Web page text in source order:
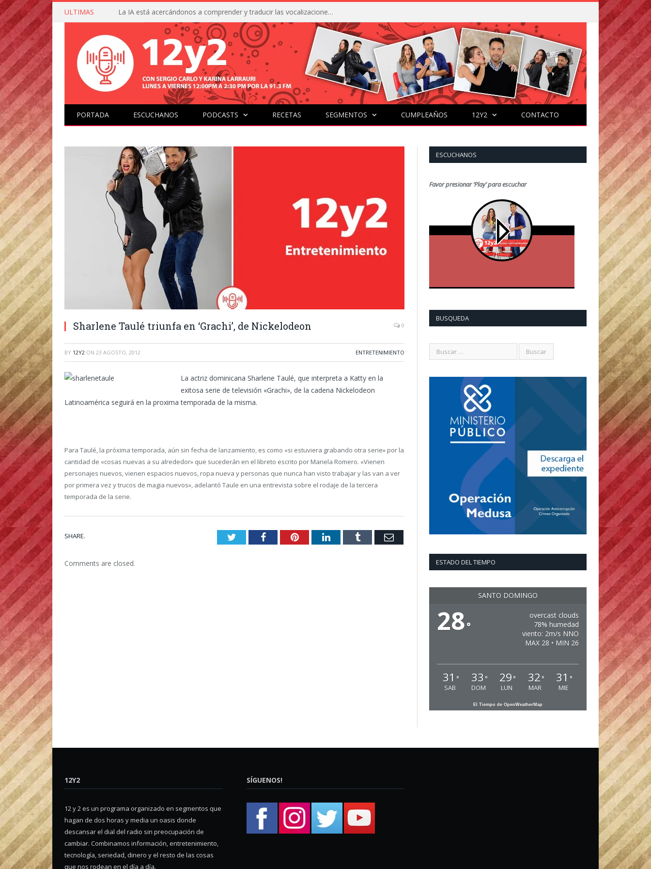
ULTIMAS La IA está acercándonos a comprender y traducir las vocalizaciones y comportamientos de nuestras mascotas
PORTADA ESCUCHANOS PODCASTS RECETAS SEGMENTOS CUMPLEAÑOS 12Y2 CONTACTO
Sharlene Taulé triunfa en ‘Grachi’, de Nickelodeon 0
BY 12Y2 ON 23 AGOSTO, 2012 ENTRETENIMIENTO
La actriz dominicana Sharlene Taulé, que interpreta a Katty en la
exitosa serie de televisión «Grachi», de la cadena Nickelodeon
Latinoamérica seguirá en la proxima temporada de la misma.
Para Taulé, la próxima temporada, aún sin fecha de lanzamiento, es como «si estuviera grabando otra serie» por la
cantidad de «cosas nuevas a su alrededor» que sucederán en el libreto escrito por Mariela Romero. «Vienen
personajes nuevos, vienen espacios nuevos, ropa nueva y personas que nunca han visto trabajar y las van a ver
por primera vez y trucos de magia nuevos», adelantó Taule en una entrevista sobre el rodaje de la tercera
temporada de la serie.
SHARE. TwitterFacebookPinterestLinkedInTumblr Email
Comments are closed.
ESCUCHANOS
Favor presionar ‘Play’ para escuchar
BUSQUEDA
ESTADO DEL TIEMPO
SANTO DOMINGO
28°
overcast clouds
78% humedad
viento: 2m/s NNO
MAX 28 • MIN 26
31 °
SAB
33 °
DOM
29 °
LUN
32 °
MAR
31 °
MIE
El Tiempo de OpenWeatherMap
12Y2
12 y 2 es un programa organizado en segmentos que
hagan de dos horas y media un oasis donde
descansar el dial del radio sin preocupación de
cambiar. Combinamos información, entretenimiento,
tecnología, seriedad, dinero y el resto de las cosas
que nos rodean en el día a día.
SÍGUENOS!